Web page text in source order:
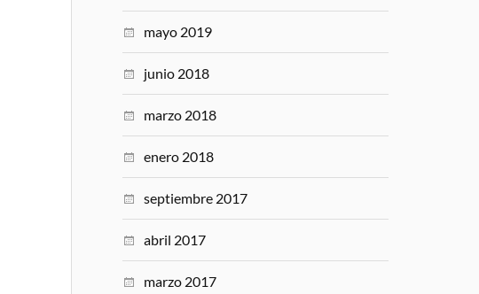
mayo 2019
junio 2018
marzo 2018
enero 2018
septiembre 2017
abril 2017
marzo 2017